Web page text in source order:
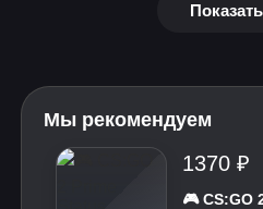
Мы рекомендуем
1370 ₽
🎮 CS:GO